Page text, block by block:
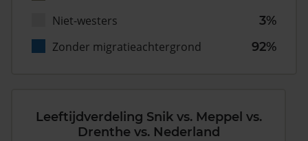
Niet-westers
3%
Zonder migratieachtergrond
92%
Leeftijdverdeling Snik vs. Meppel vs.
Drenthe vs. Nederland